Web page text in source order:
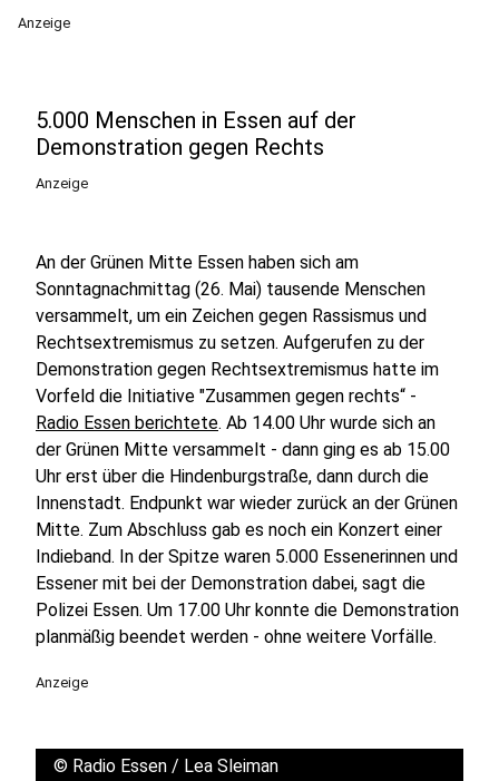
Anzeige
5.000 Menschen in Essen auf der
Demonstration gegen Rechts
Anzeige
An der Grünen Mitte Essen haben sich am
Sonntagnachmittag (26. Mai) tausende Menschen
versammelt, um ein Zeichen gegen Rassismus und
Rechtsextremismus zu setzen. Aufgerufen zu der
Demonstration gegen Rechtsextremismus hatte im
Vorfeld die Initiative "Zusammen gegen rechts“ -
Radio Essen berichtete. Ab 14.00 Uhr wurde sich an
der Grünen Mitte versammelt - dann ging es ab 15.00
Uhr erst über die Hindenburgstraße, dann durch die
Innenstadt. Endpunkt war wieder zurück an der Grünen
Mitte. Zum Abschluss gab es noch ein Konzert einer
Indieband. In der Spitze waren 5.000 Essenerinnen und
Essener mit bei der Demonstration dabei, sagt die
Polizei Essen. Um 17.00 Uhr konnte die Demonstration
planmäßig beendet werden - ohne weitere Vorfälle.
Anzeige
© Radio Essen / Lea Sleiman